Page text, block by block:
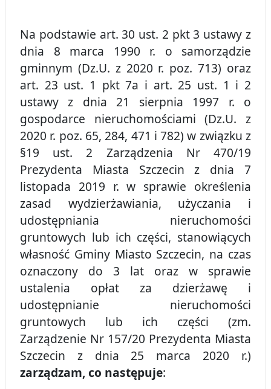
Na podstawie art. 30 ust. 2 pkt 3 ustawy z
dnia 8 marca 1990 r. o samorządzie
gminnym (Dz.U. z 2020 r. poz. 713) oraz
art. 23 ust. 1 pkt 7a i art. 25 ust. 1 i 2
ustawy z dnia 21 sierpnia 1997 r. o
gospodarce nieruchomościami (Dz.U. z
2020 r. poz. 65, 284, 471 i 782) w związku z
§19 ust. 2 Zarządzenia Nr 470/19
Prezydenta Miasta Szczecin z dnia 7
listopada 2019 r. w sprawie określenia
zasad wydzierżawiania, użyczania i
udostępniania nieruchomości
gruntowych lub ich części, stanowiących
własność Gminy Miasto Szczecin, na czas
oznaczony do 3 lat oraz w sprawie
ustalenia opłat za dzierżawę i
udostępnianie nieruchomości
gruntowych lub ich części (zm.
Zarządzenie Nr 157/20 Prezydenta Miasta
Szczecin z dnia 25 marca 2020 r.)
zarządzam, co następuje: